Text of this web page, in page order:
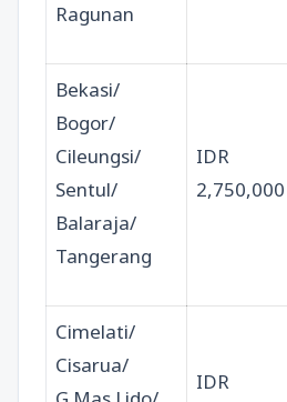
Ragunan
Bekasi/
Bogor/
Cileungsi/
Sentul/
Balaraja/
Tangerang
IDR
2,750,000
Cimelati/
Cisarua/
IDR